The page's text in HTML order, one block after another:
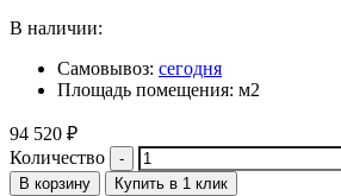
В наличии:
Самовывоз: сегодня
Площадь помещения: м2
94 520 ₽
Количество
В корзину Купить в 1 клик